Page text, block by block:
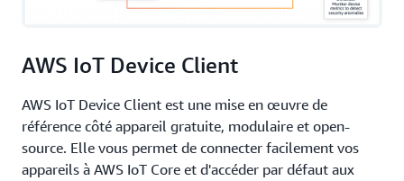
AWS IoT Device Client
AWS IoT Device Client est une mise en œuvre de
référence côté appareil gratuite, modulaire et open-
source. Elle vous permet de connecter facilement vos
appareils à AWS IoT Core et d'accéder par défaut aux